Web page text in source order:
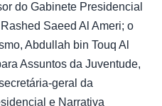
do Gabinete Presidencial
Saeed Al Ameri; o
Abdullah bin Touq Al
Assuntos da Juventude,
geral da
e Narrativa